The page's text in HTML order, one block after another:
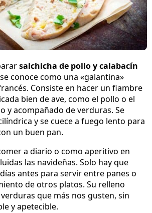
salchicha de pollo y calabacín
conoce como una «galantina»
Consiste en hacer un fiambre
bien de ave, como el pollo o el
y acompañado de verduras. Se
y se cuece a fuego lento para
un buen pan.
a diario o como aperitivo en
las navideñas. Solo hay que
antes para servir entre panes o
de otros platos. Su relleno
que más nos gusten, sin
y apetecible.